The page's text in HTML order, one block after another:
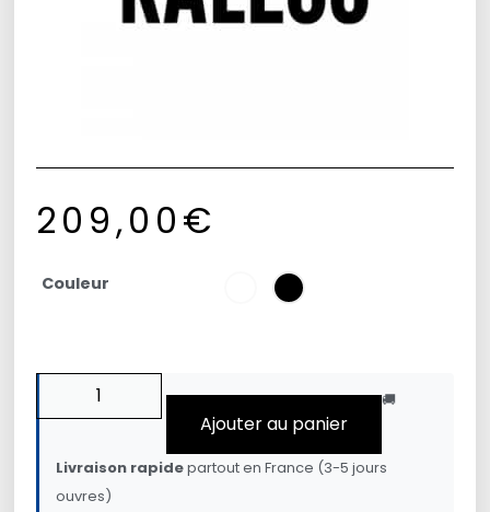
209,00€
Couleur
Ajouter au panier
🚚
Livraison rapidepartout en France (3-5 jours
ouvres)